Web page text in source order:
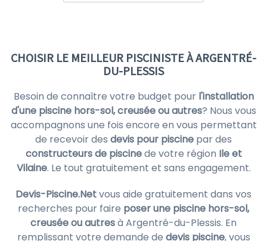
CHOISIR LE MEILLEUR PISCINISTE À ARGENTRÉ-
DU-PLESSIS
Besoin de connaître votre budget pour l'installation
d'une piscine hors-sol, creusée ou autres? Nous vous
accompagnons une fois encore en vous permettant
de recevoir des devis pour piscine par des
constructeurs de piscinede votre région Ile et
Vilaine. Le tout gratuitement et sans engagement.
Devis-Piscine.Netvous aide gratuitement dans vos
recherches pour faire poser une piscine hors-sol,
creusée ou autresà Argentré-du-Plessis. En
remplissant votre demande de devis piscine, vous